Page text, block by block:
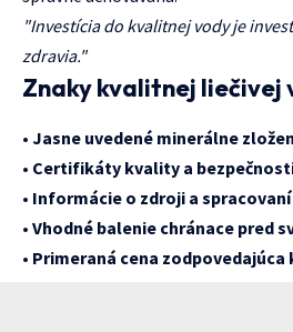
"Investícia do kvalitnej vody je
zdravia."
Znaky kvalitnej liečivej
• Jasne uvedené minerálne
• Certifikáty kvality a
• Informácie o zdroji a spracovaní
• Vhodné balenie chránace pred
• Primeraná cena